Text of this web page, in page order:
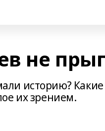
не
историю? Какие
их зрением.